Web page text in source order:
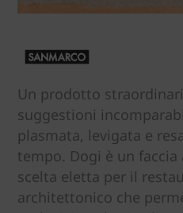
Un prodotto
suggestioni
plasmata, levigata e
tempo. Dogi è un faccia
scelta eletta per il
architettonico che